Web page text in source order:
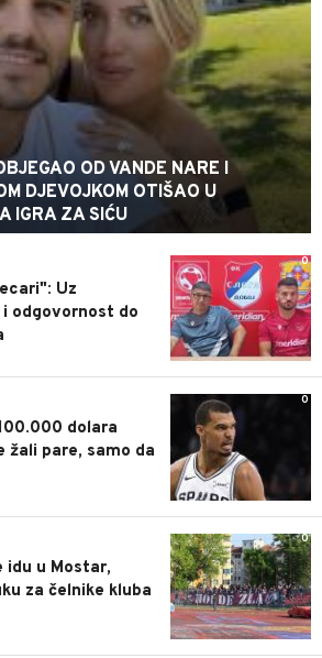
OD VANDE NARE I
DJEVOJKOM OTIŠAO U
IGRA ZA SIĆU
0
Uz
odgovornost do
0
dolara
žali pare, samo da
0
idu u Mostar,
za čelnike kluba